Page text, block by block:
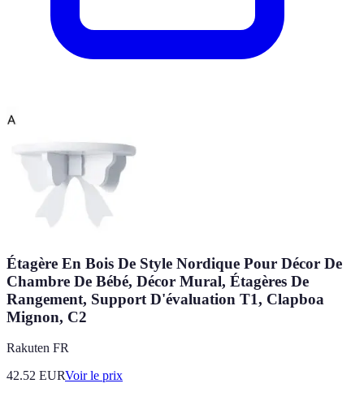
Étagère En Bois De Style Nordique Pour Décor De
Chambre De Bébé, Décor Mural, Étagères De
Rangement, Support D'évaluation T1, Clapboa
Mignon, C2
Rakuten FR
42.52 EURVoir le prix